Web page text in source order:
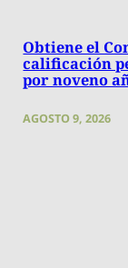
Obtiene el
calificación
por noveno
AGOSTO 9, 2026